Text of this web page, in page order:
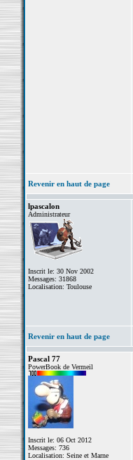
Revenir en haut de page
lpascalon
Administrateur
Inscrit le: 30 Nov 2002
Messages: 31868
Localisation: Toulouse
Revenir en haut de page
Pascal 77
PowerBook de Vermeil
Inscrit le: 06 Oct 2012
Messages: 736
Localisation: Seine et Marne